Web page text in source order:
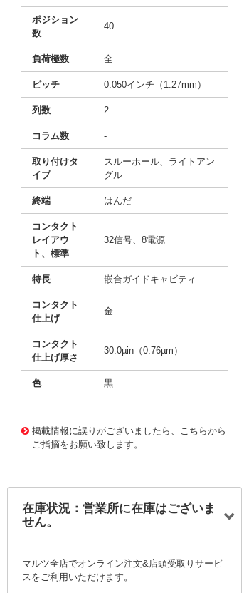
ポジション
数
40
負荷極数 全
ピッチ 0.050インチ（1.27mm）
列数 2
コラム数 -
取り付けタ
イプ
スルーホール、ライトアン
グル
終端 はんだ
コンタクト
レイアウ
ト、標準
32信号、8電源
特長 嵌合ガイドキャビティ
コンタクト
仕上げ
金
コンタクト
仕上げ厚さ
30.0µin（0.76µm）
色 黒
掲載情報に誤りがございましたら、こちらから
ご指摘をお願い致します。
在庫状況：営業所に在庫はございま
せん。
マルツ全店でオンライン注文&店頭受取りサービ
スをご利用いただけます。